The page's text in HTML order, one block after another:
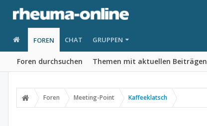
FOREN
Foren durchsuchen Themen mit aktuellen Beiträgen
CHAT GRUPPEN
Foren Meeting-Point Kaffeeklatsch